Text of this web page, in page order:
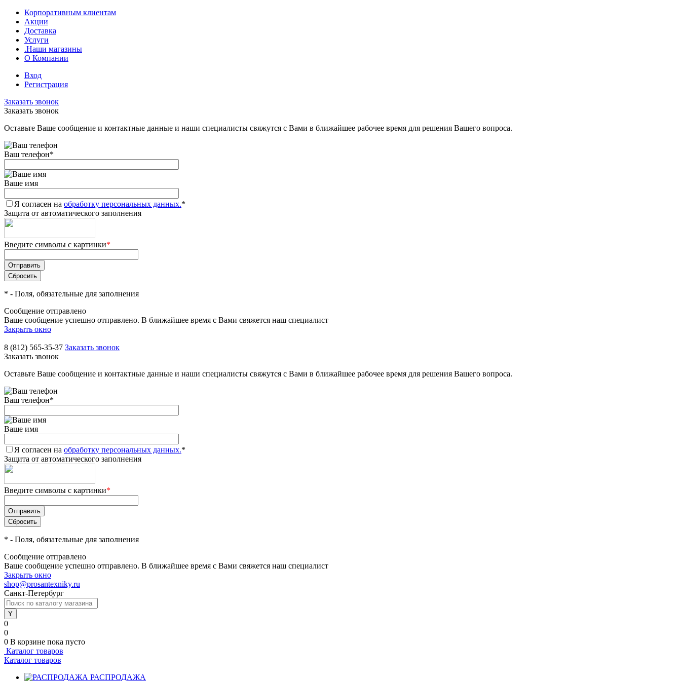
Корпоративным клиентам
Акции
Доставка
Услуги
.Наши магазины
О Компании
Вход
Регистрация
Заказать звонок
Заказать звонок
Оставьте Ваше сообщение и контактные данные и наши специалисты свяжутся с Вами в ближайшее рабочее время для решения Вашего вопроса.
Ваш телефон*
Ваше имя
Я согласен на обработку персональных данных.*
Защита от автоматического заполнения
Введите символы с картинки*
* - Поля, обязательные для заполнения
Сообщение отправлено
Ваше сообщение успешно отправлено. В ближайшее время с Вами свяжется наш специалист
Закрыть окно
8 (812) 565-35-37 Заказать звонок
Заказать звонок
Оставьте Ваше сообщение и контактные данные и наши специалисты свяжутся с Вами в ближайшее рабочее время для решения Вашего вопроса.
Ваш телефон*
Ваше имя
Я согласен на обработку персональных данных.*
Защита от автоматического заполнения
Введите символы с картинки*
* - Поля, обязательные для заполнения
Сообщение отправлено
Ваше сообщение успешно отправлено. В ближайшее время с Вами свяжется наш специалист
Закрыть окно
shop@prosantexniky.ru
Санкт-Петербург
0
0
0 В корзине пока пусто
Каталог товаров
Каталог товаров
РАСПРОДАЖА